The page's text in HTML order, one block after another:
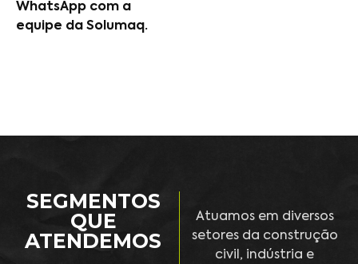
WhatsApp com a
equipe da Solumaq.
SEGMENTOS
QUE
ATENDEMOS
Atuamos em diversos
setores da construção
civil, indústria e